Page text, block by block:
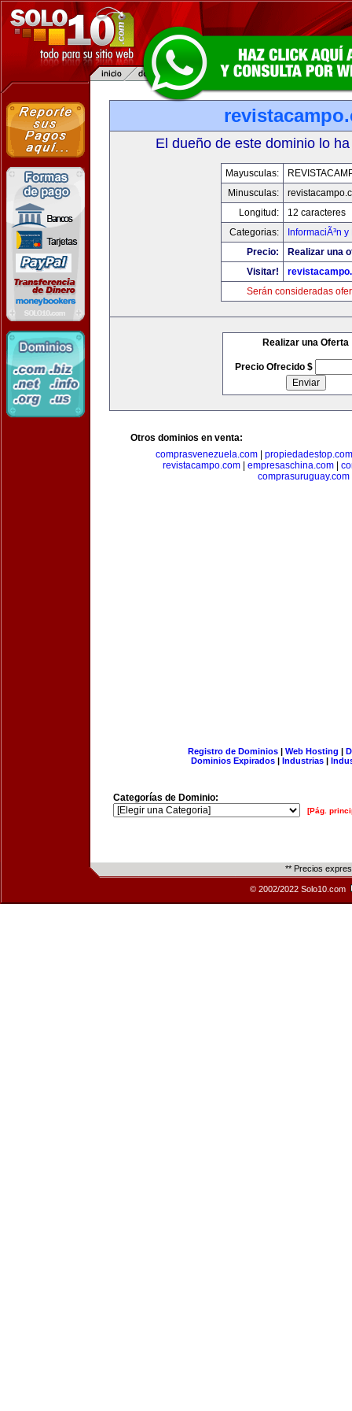
El dueño de este dominio lo
Mayusculas:
Minusculas:
Longitud:
12 caracteres
Categorias:
InformaciÃ³n
Precio:
Realizar una
Visitar!
Serán consideradas
Realizar una Oferta
Precio Ofrecido $
Otros dominios en venta:
comprasvenezuela.com
propiedadestop.com
revistacampo.com
empresaschina.com
comprasuruguay.com
Registro de Dominios| Web Hosting |
Dominios Expirados | Industrias |
Categorías de Dominio:
[Pág.
** Precios
© 2002/2022 Solo10.com